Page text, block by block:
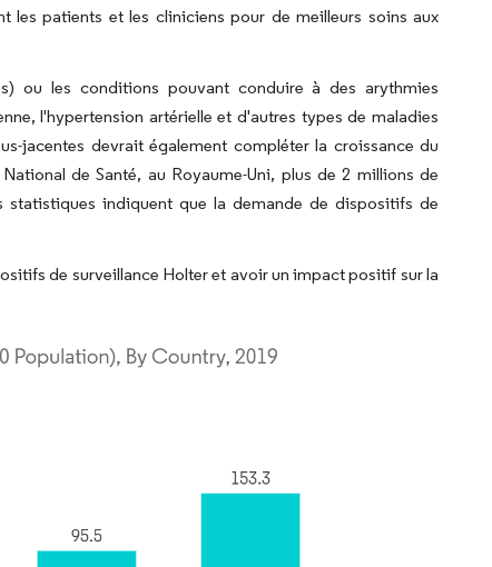
les patients et les cliniciens pour de meilleurs soins aux
ou les conditions pouvant conduire à des arythmies
l'hypertension artérielle et d'autres types de maladies
jacentes devrait également compléter la croissance du
de Santé, au Royaume-Uni, plus de 2 millions de
indiquent que la demande de dispositifs de
de surveillance Holter et avoir un impact positif sur la